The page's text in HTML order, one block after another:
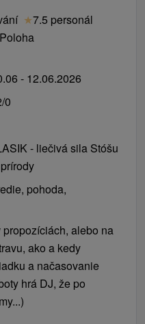
★7.5 personál
- 12.06.2026
0
- liečivá sila Stóšu
pohoda,
alebo na
ako a kedy
a načasovanie
hrá DJ, že po